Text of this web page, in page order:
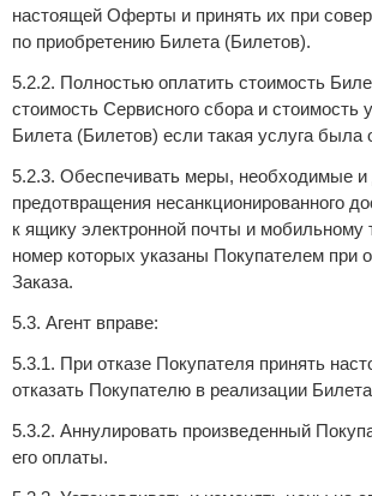
настоящей Оферты и принять их при
по приобретению Билета (Билетов).
5.2.2. Полностью оплатить стоимость
стоимость Сервисного сбора и стоимость
Билета (Билетов) если такая услуга была
5.2.3. Обеспечивать меры, необходимые и
предотвращения несанкционированного
к ящику электронной почты и мобильному
номер которых указаны Покупателем при
Заказа.
5.3. Агент вправе:
5.3.1. При отказе Покупателя принять
отказать Покупателю в реализации
5.3.2. Аннулировать произведенный
его оплаты.